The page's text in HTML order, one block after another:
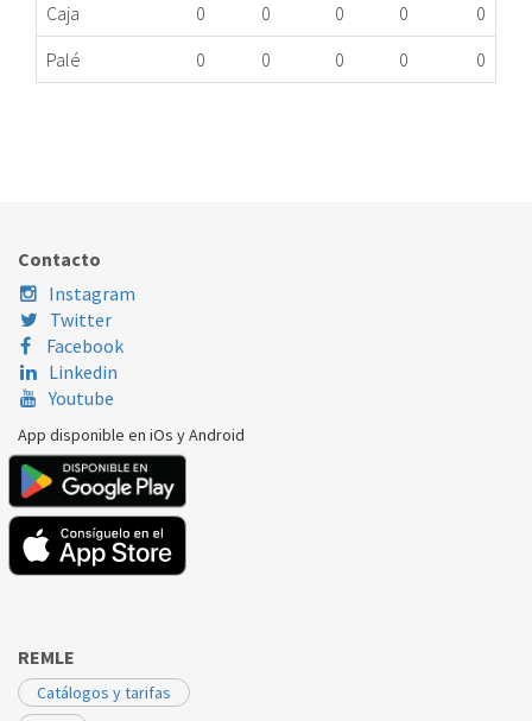
Caja
0 0 0 0
0
Palé
0 0 0 0 0
Contacto
Instagram
Twitter
Facebook
Linkedin
Youtube
App disponible en iOs y Android
REMLE
Catálogos y tarifas